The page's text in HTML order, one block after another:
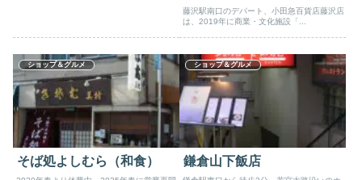
藤沢駅南口のデパート、小田急百貨店藤沢店
は、2019年に商業・文化施設「...
ショップ＆グルメ
そば処よしむら（和食）
ショップ＆グルメ
鎌倉山下飯店